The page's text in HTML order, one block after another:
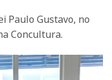
Paulo Gustavo, no
Concultura.